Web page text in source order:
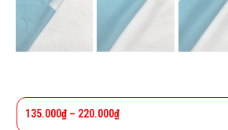
135.000₫ – 220.000₫